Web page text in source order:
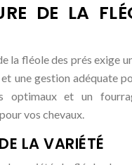
DE LA
la fléole des prés exige
une gestion adéquate
optimaux et un
vos chevaux.
LA VARIÉTÉ